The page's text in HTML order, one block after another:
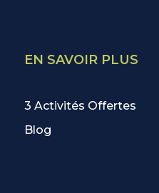
EN SAVOIR PLUS
3 Activités Offertes
Blog